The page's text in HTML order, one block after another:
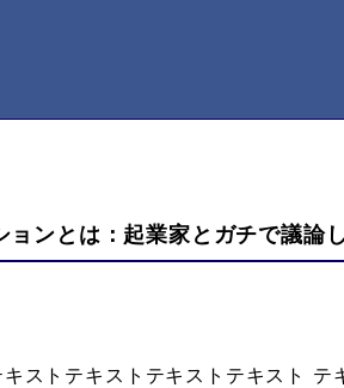
ンとは：起業家とガチで議論
ストテキストテキストテキスト